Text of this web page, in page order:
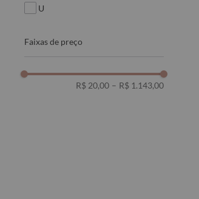
u
faixas de preço
R$ 20,00 – R$ 1.143,00